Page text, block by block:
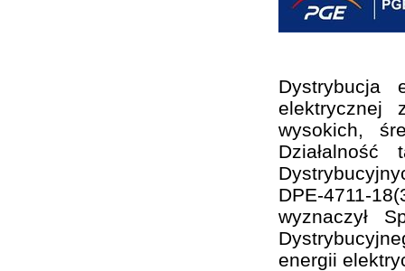
Dystrybucja
elektrycznej
wysokich,
DPE-4711-
wyznaczył
energii